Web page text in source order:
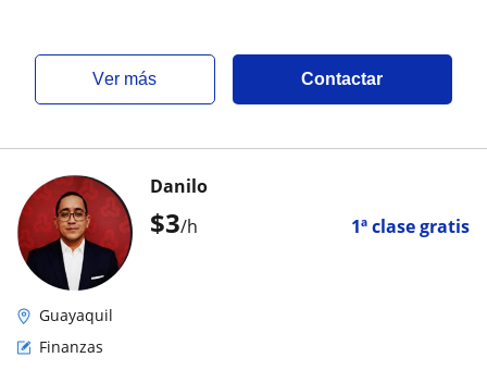
ver más Contactar
$3/h 1ª clase gratis
Danilo
Guayaquil
Finanzas